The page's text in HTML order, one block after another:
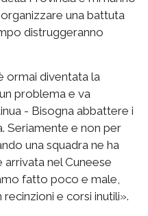
una battuta
distruggeranno
ormai diventata la
problema e va
- Bisogna abbattere i
Seriamente e non per
una squadra ne ha
nel Cuneese
fatto poco e male,
e corsi inutili».